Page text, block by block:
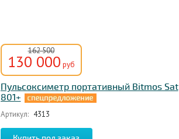
162 500
130 000 руб
Пульсоксиметр портативный Bitmos Sat
801+
Артикул: 4313